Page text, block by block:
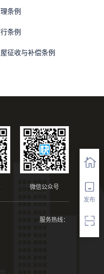
发布
条例
条例
屋征收与补偿条例
微信公众号
服务热线：